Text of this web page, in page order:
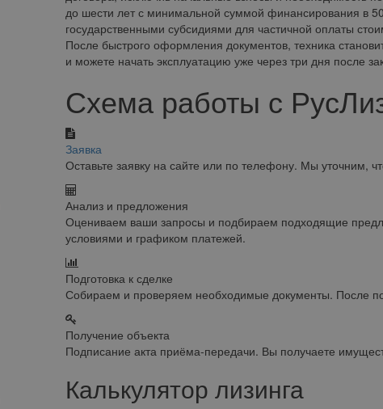
до шести лет с минимальной суммой финансирования в
государственными субсидиями для частичной оплаты
После быстрого оформления документов, техника
и можете начать эксплуатацию уже через три дня после
Схема работы с
Заявка
Оставьте заявку на сайте или по телефону. Мы уточним,
Анализ и предложения
Оцениваем ваши запросы и подбираем подходящие
условиями и графиком платежей.
Подготовка к сделке
Собираем и проверяем необходимые документы. После
Получение объекта
Подписание акта приёма-передачи. Вы получаете
Калькулятор лизинга